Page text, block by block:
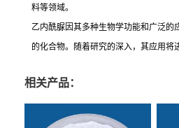
料等领域。
乙内酰脲因其多种生物学功能和广泛的
的化合物。随着研究的深入，其应用将
相关产品：